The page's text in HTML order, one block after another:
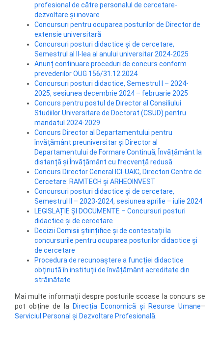
profesional de către personalul de cercetare-
dezvoltare și inovare
Concursuri pentru ocuparea posturilor de Director de
extensie universitară
Concursuri posturi didactice și de cercetare,
Semestrul al II-lea al anului universitar 2024-2025
Anunț continuare proceduri de concurs conform
prevederilor OUG 156/31.12.2024
Concursuri posturi didactice, Semestrul I – 2024-
2025, sesiunea decembrie 2024 – februarie 2025
Concurs pentru postul de Director al Consiliului
Studiilor Universitare de Doctorat (CSUD) pentru
mandatul 2024-2029
Concurs Director al Departamentului pentru
învățământ preuniversitar și Director al
Departamentului de Formare Continuă, Învățământ la
distanță și Învățământ cu frecvență redusă
Concurs Director General ICI-UAIC, Directori Centre de
Cercetare: RAMTECH și ARHEOINVEST
Concursuri posturi didactice și de cercetare,
Semestrul II – 2023-2024, sesiunea aprilie – iulie 2024
LEGISLAȚIE ȘI DOCUMENTE – Concursuri posturi
didactice şi de cercetare
Decizii Comisii științifice și de contestații la
concursurile pentru ocuparea posturilor didactice și
de cercetare
Procedura de recunoaștere a funcției didactice
obținută în instituții de învățământ acreditate din
străinătate
Mai multe informații despre posturile scoase la concurs se
pot obține de la
Direcția Economică și Resurse Umane–
Serviciul Personal și Dezvoltare Profesională.